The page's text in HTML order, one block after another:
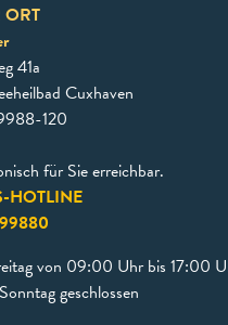
ORT
41a
Cuxhaven
120
für Sie erreichbar.
HOTLINE
von 09:00 Uhr bis 17:00
geschlossen